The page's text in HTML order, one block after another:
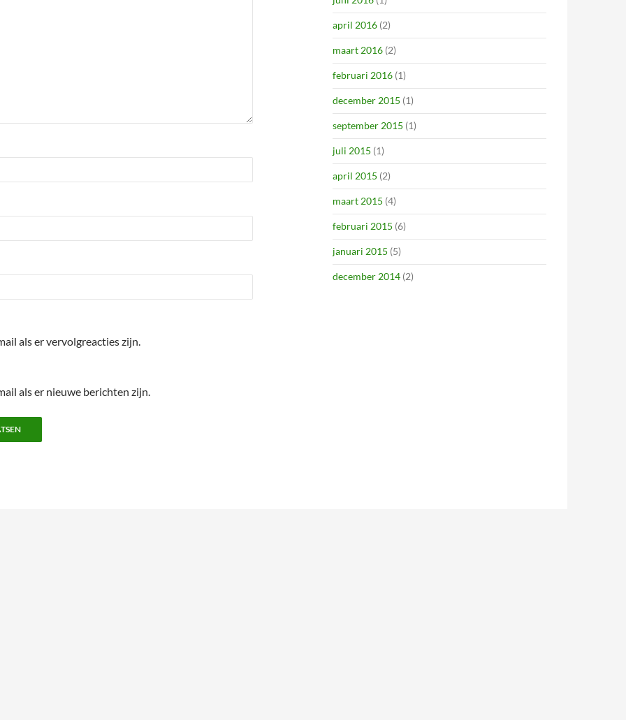
als er vervolgreacties zijn.
als er nieuwe berichten zijn.
april 2016 (2)
maart 2016 (2)
februari 2016 (1)
december 2015 (1)
september 2015 (1)
juli 2015 (1)
april 2015 (2)
maart 2015 (4)
februari 2015 (6)
januari 2015 (5)
december 2014 (2)